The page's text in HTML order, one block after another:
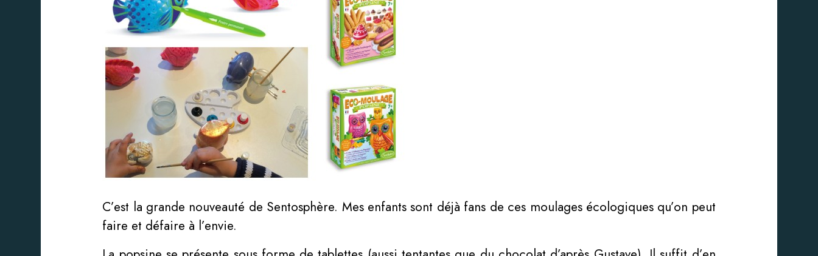
C’est la grande nouveauté de Sentosphère. Mes enfants sont déjà fans de ces moulages écologiques qu’on peut
faire et défaire à l’envie.